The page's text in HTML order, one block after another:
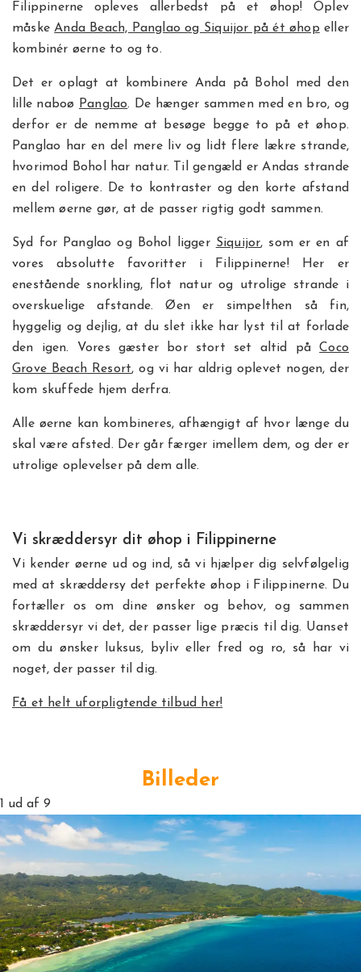
Filippinerne opleves allerbedst på et øhop! Oplev
måskeAnda Beach, Panglao og Siquijor på ét øhop eller
kombinér øerne to og to.
Det er oplagt at kombinere Anda på Bohol med den
lille naboø
Panglao. De hænger sammen med en bro, og
derfor er de nemme at besøge begge to på et øhop.
Panglao har en del mere liv og lidt flere lækre strande,
hvorimod Bohol har natur. Til gengæld er Andas strande
en del roligere. De to kontraster og den korte afstand
mellem øerne gør, at de passer rigtig godt sammen.
Syd for Panglao og Bohol ligger Siquijor, som er en af
vores absolutte favoritter i Filippinerne! Her er
enestående snorkling, flot natur og utrolige strande i
overskuelige afstande. Øen er simpelthen så fin,
hyggelig og dejlig, at du slet ikke har lyst til at forlade
den igen. Vores gæster bor stort set altid påCoco
Grove Beach Resort, og vi har aldrig oplevet nogen, der
kom skuffede hjem derfra.
Alle øerne kan kombineres, afhængigt af hvor længe du
skal være afsted. Der går færger imellem dem, og der er
utrolige oplevelser på dem alle.
Vi skræddersyr dit øhop i Filippinerne
Vi kender øerne ud og ind, så vi hjælper dig selvfølgelig
med at skræddersy det perfekte øhop i Filippinerne. Du
fortæller os om dine ønsker og behov, og sammen
skræddersyr vi det, der passer lige præcis til dig. Uanset
om du ønsker luksus, byliv eller fred og ro, så har vi
noget, der passer til dig.
Få et helt uforpligtende tilbud her!
Billeder
1 ud af 9